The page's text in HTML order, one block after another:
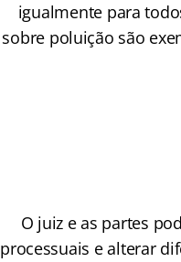
igualmente para
sobre poluição são
O juiz e as partes
processuais e alterar